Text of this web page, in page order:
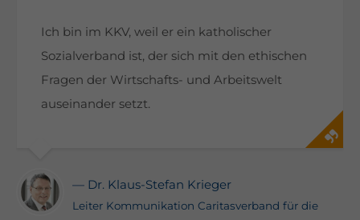
Ich bin im KKV, weil er ein katholischer
Sozialverband ist, der sich mit den ethischen
Fragen der Wirtschafts- und Arbeitswelt
auseinander setzt.
— Dr. Klaus-Stefan Krieger
Leiter Kommunikation Caritasverband für die